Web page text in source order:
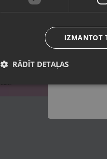
IZMANTOT
RĀDĪT DETAĻAS